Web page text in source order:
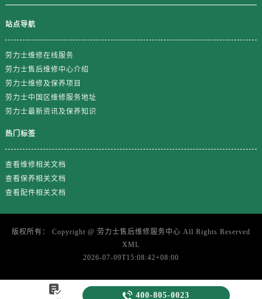
广东省江门市蓬江区广场西路劳力士售后服务中心（需提前预约）
站点导航
劳力士维修在线服务
劳力士售后维修中心介绍
劳力士维修及保养项目
劳力士中国区维修服务地址
劳力士最新资讯及保养知识
热门标签
查看维修相关文档
查看保养相关文档
查看配件相关文档
版权所有： Copyright @ 劳力士售后维修服务中心 All Rights Reserved
XML
2026-07-09T15:08:42+08:00
  400-805-0023